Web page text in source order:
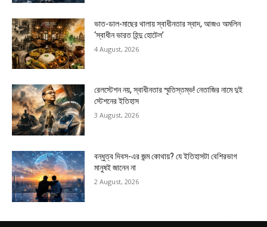
ভাত-ডাল-মাছের থালায় স্বাধীনতার স্বাদ, আজও অমলিন
‘স্বাধীন ভারত হিন্দু হোটেল’
4 August, 2026
রেলস্টেশন নয়, স্বাধীনতার স্মৃতিস্তম্ভ! নেতাজির নামে দুই
স্টেশনের ইতিহাস
3 August, 2026
বন্ধুত্ব দিবস-এর জন্ম কোথায়? যে ইতিহাসটা বেশিরভাগ
মানুষই জানেন না
2 August, 2026